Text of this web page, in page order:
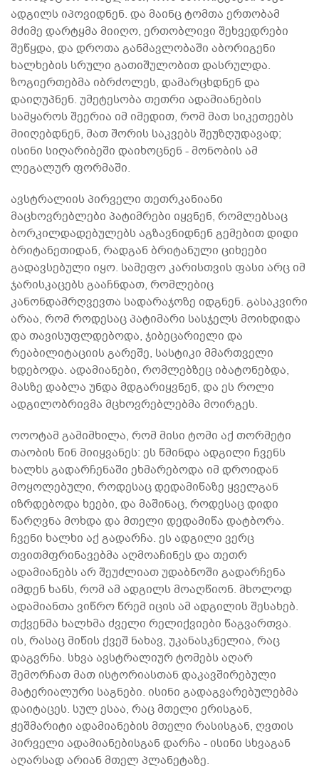
ადგილს იპოვიდნენ. და მაინც ტომთა ერთობამ
მძიმე დარტყმა მიიღო, ერთობლივი შეხვედრები
შეწყდა, და დროთა განმავლობაში აბორიგენი
ხალხების სრული გათიშულობით დასრულდა.
ზოგიერთებმა იბრძოლეს, დამარცხდნენ და
დაიღუპნენ. უმეტესობა თეთრი ადამიანების
სამყაროს შეერია იმ იმედით, რომ მათ სიკეთეებს
მიიღებდნენ, მათ შორის საკვებს შეუზღუდავად;
ისინი სიღარიბეში დაიხოცნენ - მონობის ამ
ლეგალურ ფორმაში.
ავსტრალიის პირველი თეთრკანიანი
მაცხოვრებლები პატიმრები იყვნენ, რომლებსაც
ბორკილდადებულებს აგზავნიდნენ გემებით დიდი
ბრიტანეთიდან, რადგან ბრიტანული ციხეები
გადავსებული იყო. სამეფო კარისთვის ფასი არც იმ
ჯარისკაცებს გააჩნდათ, რომლებიც
კანონდამრღვევთა სადარაჯოზე იდგნენ. გასაკვირი
არაა, რომ როდესაც პატიმარი სასჯელს მოიხდიდა
და თავისუფლდებოდა, ჯიბეცარიელი და
რეაბილიტაციის გარეშე, სასტიკი მმართველი
ხდებოდა. ადამიანები, რომლებზეც იბატონებდა,
მასზე დაბლა უნდა მდგარიყვნენ, და ეს როლი
ადგილობრივმა მცხოვრებლებმა მოირგეს.
ოოოტამ გამიმხილა, რომ მისი ტომი აქ თორმეტი
თაობის წინ მიიყვანეს: ეს წმინდა ადგილი ჩვენს
ხალხს გადარჩენაში ეხმარებოდა იმ დროიდან
მოყოლებული, როდესაც დედამიწაზე ყველგან
იზრდებოდა ხეები, და მაშინაც, როდესაც დიდი
წარღვნა მოხდა და მთელი დედამიწა დატბორა.
ჩვენი ხალხი აქ გადარჩა. ეს ადგილი ვერც
თვითმფრინავებმა აღმოაჩინეს და თეთრ
ადამიანებს არ შეუძლიათ უდაბნოში გადარჩენა
იმდენ ხანს, რომ ამ ადგილს მოაღწიონ. მხოლოდ
ადამიანთა ვიწრო წრემ იცის ამ ადგილის შესახებ.
თქვენმა ხალხმა ძველი რელიქვიები წაგვართვა.
ის, რასაც მიწის ქვეშ ნახავ, უკანასკნელია, რაც
დაგვრჩა. სხვა ავსტრალიურ ტომებს აღარ
შემორჩათ მათ ისტორიასთან დაკავშირებული
მატერიალური საგნები. ისინი გადაგვარებულებმა
დაიტაცეს. სულ ესაა, რაც მთელი ერისგან,
ჭეშმარიტი ადამიანების მთელი რასისგან, ღვთის
პირველი ადამიანებისგან დარჩა - ისინი სხვაგან
აღარსად არიან მთელ პლანეტაზე.